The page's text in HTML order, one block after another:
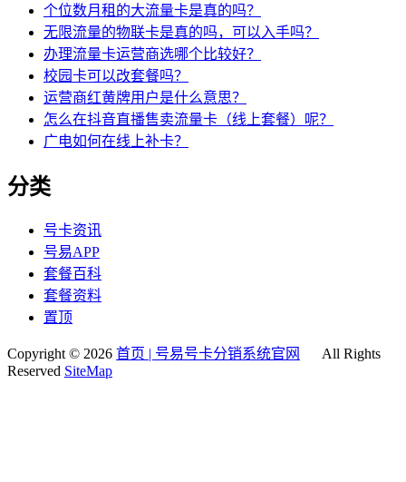
个位数月租的大流量卡是真的吗？
无限流量的物联卡是真的吗，可以入手吗？
办理流量卡运营商选哪个比较好？
校园卡可以改套餐吗？
运营商红黄牌用户是什么意思？
怎么在抖音直播售卖流量卡（线上套餐）呢？
广电如何在线上补卡？
分类
号卡资讯
号易APP
套餐百科
套餐资料
置顶
Copyright © 2026 首页 | 号易号卡分销系统官网
All Rights
Reserved SiteMap